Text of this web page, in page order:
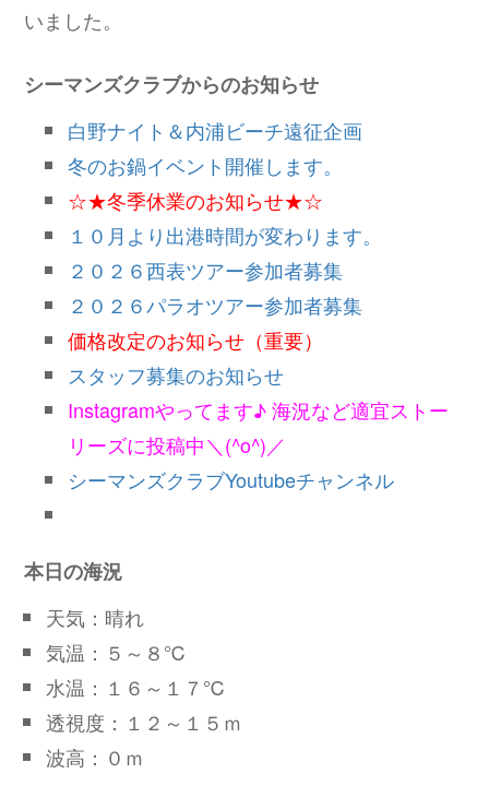
いました。
シーマンズクラブからのお知らせ
白野ナイト＆内浦ビーチ遠征企画
冬のお鍋イベント開催します。
☆★冬季休業のお知らせ★☆
１０月より出港時間が変わります。
２０２６西表ツアー参加者募集
２０２６パラオツアー参加者募集
価格改定のお知らせ（重要）
スタッフ募集のお知らせ
Instagramやってます♪ 海況など適宜ストー
リーズに投稿中＼(^o^)／
シーマンズクラブYoutubeチャンネル
本日の海況
天気：晴れ
気温：５～８℃
水温：１６～１７℃
透視度：１２～１５ｍ
波高：０ｍ